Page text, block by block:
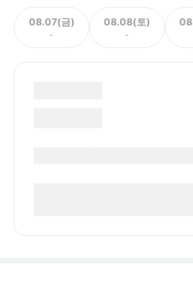
08.07(금)
-
08.08(토)
-